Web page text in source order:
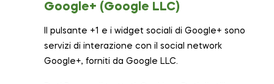
Google+ (Google LLC)
Il pulsante +1 e i widget sociali di Google+ sono
servizi di interazione con il social network
Google+, forniti da Google LLC.